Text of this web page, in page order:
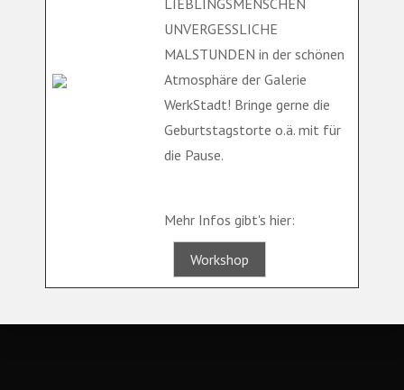
UNVERGESSLICHE
MALSTUNDEN in der schönen
Atmosphäre der Galerie
WerkStadt! Bringe gerne die
Geburtstagstorte o.ä. mit für
die Pause.
Mehr Infos gibt's hier:
Workshop